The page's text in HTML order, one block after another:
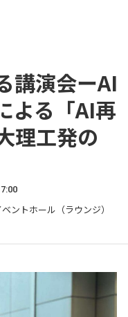
講演会ーAI
よる「AI再
理工発の
ントホール（ラウンジ）